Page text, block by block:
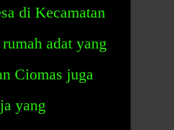
di Kecamatan
adat yang
Ciomas juga
yang